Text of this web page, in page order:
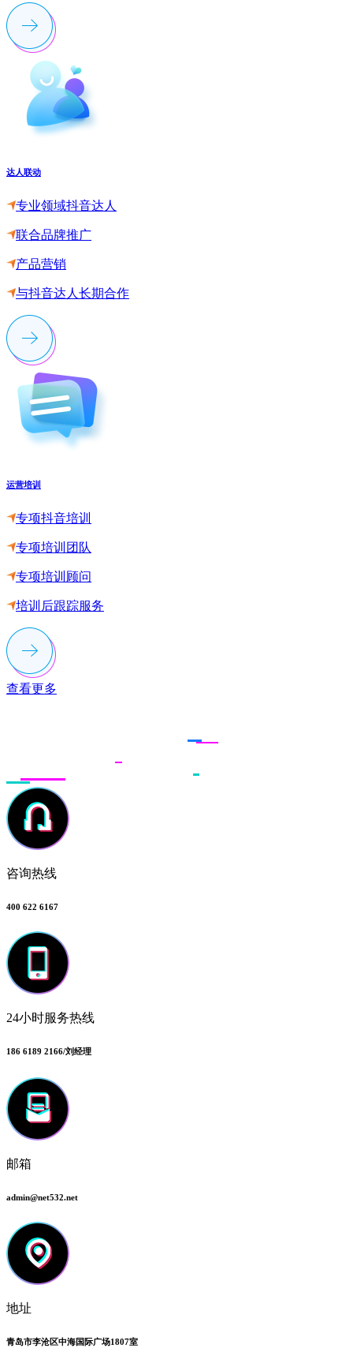
达人联动
专业领域抖音达人
联合品牌推广
产品营销
与抖音达人长期合作
运营培训
专项抖音培训
专项培训团队
专项培训顾问
培训后跟踪服务
查看更多
咨询热线
400 622 6167
24小时服务热线
186 6189 2166/刘经理
邮箱
admin@net532.net
地址
青岛市李沧区中海国际广场1807室